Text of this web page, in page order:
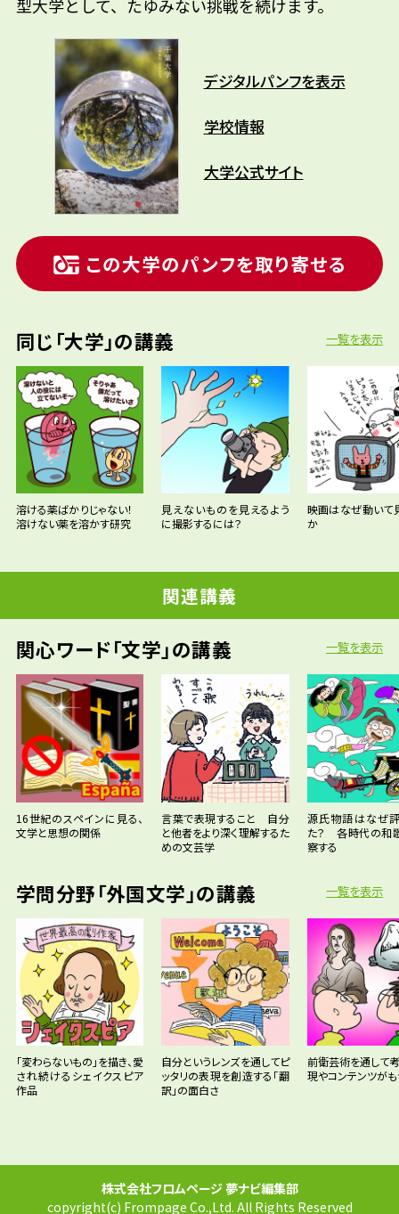
型大学として、たゆみない挑戦を続けます。
デジタルパンフを表示
学校情報
大学公式サイト
この大学のパンフを取り寄せる
同じ「大学」の講義 一覧を表示
溶ける薬ばかりじゃない！
溶けない薬を溶かす研究
見えないものを見えるよう
に撮影するには？
映画はなぜ動いて
か
関連講義
関心ワード「文学」の講義
16世紀のスペインに見る、
文学と思想の関係
言葉で表現すること 自分
と他者をより深く理解するた
めの文芸学
源氏物語はなぜ
た？ 各時代の和
察する
一覧を表示
学問分野「外国文学」の講義
「変わらないもの」を描き、愛
され続けるシェイクスピア
作品
自分というレンズを通してピ
ッタリの表現を創造する「翻
訳」の面白さ
前衛芸術を通して考
現やコンテンツが
一覧を表示
株式会社フロムページ 夢ナビ編集部
copyright(c) Frompage Co.,Ltd. All Rights Reserved